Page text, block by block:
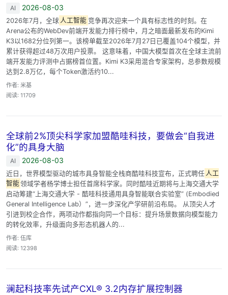
AI 2026-08-03
2026年7月，全球 人工智能 竞争再次迎来一个具有标志性的时刻。在
Arena公布的WebDev前端开发能力排行榜中，月之暗面最新发布的Kimi
K3以1682分位列第一。该榜单截至2026年7月27日已覆盖104个模型，并
累计获得超过48万次用户投票。 这意味着，中国大模型首次在全球主流前
端开发能力评测中占据榜首位置。Kimi K3采用混合专家架构，总参数规模
达到2.8万亿，每个Token激活约10...
作者: 米基
阅读: 11709
全球前2%顶尖科学家加盟酷哇科技，要做会“自我进
化”的具身大脑
AI 2026-08-03
近日，世界模型驱动的城市具身智能全栈商酷哇科技宣布，正式聘任 人工
智能领域学者杨学博士担任首席科学家。同时酷哇近期将与上海交通大学
启动筹建“上海交通大学 - 酷哇科技通用具身智能联合实验室” (Embodied
General Intelligence Lab）”，进一步深化产学研前沿布局。 从顶尖人才
引进到校企合作，两项动作都指向同一个目标：提升场景数据向模型能力
的转化效率，升级面向多形态机器人的...
作者: 伍库
阅读: 12398
澜起科技率先试产CXL® 3.2内存扩展控制器